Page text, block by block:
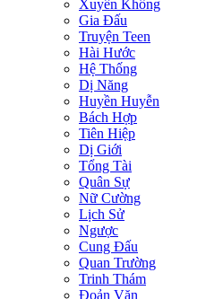
Xuyên Không
Gia Đấu
Truyện Teen
Hài Hước
Hệ Thống
Dị Năng
Huyền Huyễn
Bách Hợp
Tiên Hiệp
Dị Giới
Tổng Tài
Quân Sự
Nữ Cường
Lịch Sử
Ngược
Cung Đấu
Quan Trường
Trinh Thám
Đoản Văn